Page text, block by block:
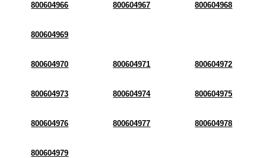
800604966 800604967 800604968
800604969
800604970 800604971 800604972
800604973 800604974 800604975
800604976 800604977 800604978
800604979